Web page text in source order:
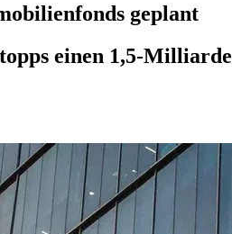
geplant
einen 1,5-